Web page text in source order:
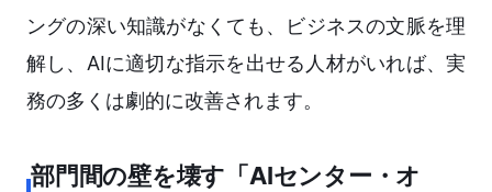
ングの深い知識がなくても、ビジネスの文脈を理
解し、AIに適切な指示を出せる人材がいれば、実
務の多くは劇的に改善されます。
部門間の壁を壊す「AIセンター・オ